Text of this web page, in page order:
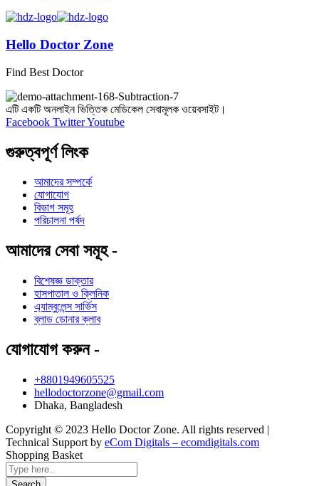
Hello Doctor Zone
Find Best Doctor
এটি একটি অনলাইন ভিত্তিক মেডিকেল সেবামূলক ওয়েবসাইট।
Facebook TwitterYoutube
গুরুত্বপূর্ণ লিংক
আমাদের সম্পর্কে
যোগাযোগ
বিভাগ সমূহ
পরিচালনা পর্ষদ
আমাদের সেবা সমূহ -
বিশেষজ্ঞ ডাক্তার
হাসপাতাল ও ক্লিনিক
এ্যাম্বুলেন্স সার্ভিস
ব্লাড ডোনার ক্লাব
যোগাযোগ করুন -
+8801949605525
hellodoctorzone@gmail.com
Dhaka, Bangladesh
Copyright © 2023 Hello Doctor Zone. All rights reserved |
Technical Support by eCom Digitals – ecomdigitals.com
Shopping Basket